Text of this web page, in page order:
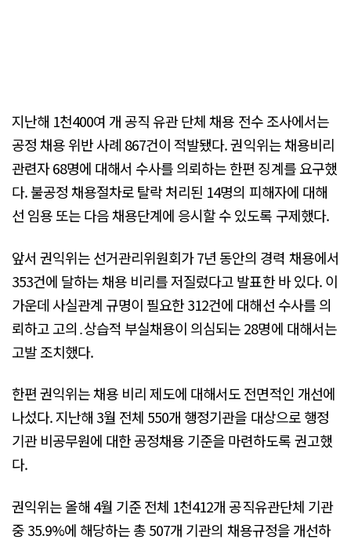
지난해 1천400여 개 공직 유관 단체 채용 전수 조사에서는
공정 채용 위반 사례 867건이 적발됐다. 권익위는 채용비리
관련자 68명에 대해서 수사를 의뢰하는 한편 징계를 요구했
다. 불공정 채용절차로 탈락 처리된 14명의 피해자에 대해
선 임용 또는 다음 채용단계에 응시할 수 있도록 구제했다.
앞서 권익위는 선거관리위원회가 7년 동안의 경력 채용에서
353건에 달하는 채용 비리를 저질렀다고 발표한 바 있다. 이
가운데 사실관계 규명이 필요한 312건에 대해선 수사를 의
뢰하고 고의․상습적 부실채용이 의심되는 28명에 대해서는
고발 조치했다.
한편 권익위는 채용 비리 제도에 대해서도 전면적인 개선에
나섰다. 지난해 3월 전체 550개 행정기관을 대상으로 행정
기관 비공무원에 대한 공정채용 기준을 마련하도록 권고했
다.
권익위는 올해 4월 기준 전체 1천412개 공직유관단체 기관
중 35.9%에 해당하는 총 507개 기관의 채용규정을 개선하